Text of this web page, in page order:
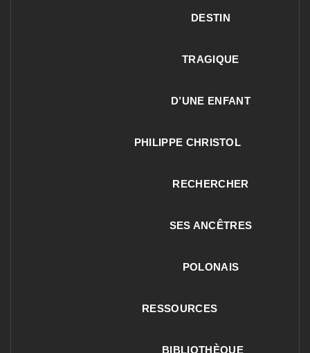
DESTIN
TRAGIQUE
D’UNE ENFANT
PHILIPPE CHRISTOL
RECHERCHER
SES ANCÊTRES
POLONAIS
RESSOURCES
BIBLIOTHÈQUE